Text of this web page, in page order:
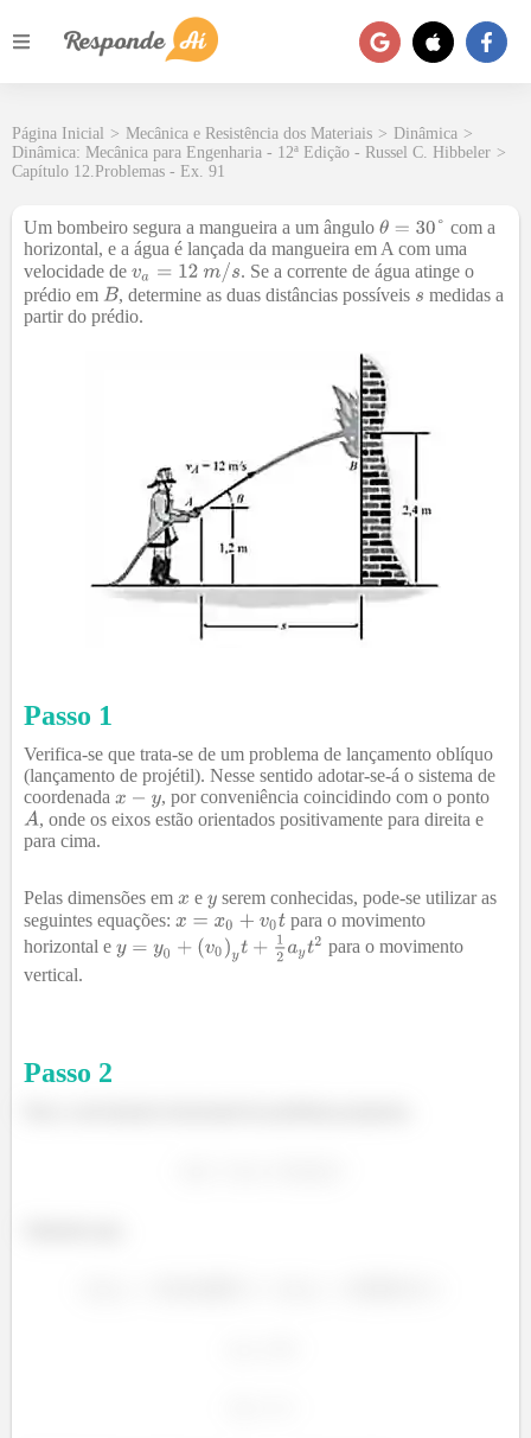
Página Inicial > Mecânica e Resistência dos Materiais > Dinâmica >
Dinâmica: Mecânica para Engenharia - 12ª Edição - Russel C. Hibbeler >
Capítulo 12.Problemas - Ex. 91
Um bombeiro segura a mangueira a um ângulo
com a
horizontal, e a água é lançada da mangueira em A com uma
velocidade de
. Se a corrente de água atinge o
prédio em
, determine as duas distâncias possíveis
medidas a
partir do prédio.
Passo 1
Verifica-se que trata-se de um problema de lançamento oblíquo
(lançamento de projétil). Nesse sentido adotar-se-á o sistema de
coordenada
, por conveniência coincidindo com o ponto
, onde os eixos estão orientados positivamente para direita e
para cima.
Pelas dimensões em e
serem conhecidas, pode-se utilizar as
seguintes equações:
para o movimento
horizontal e
para o movimento
vertical.
Passo 2